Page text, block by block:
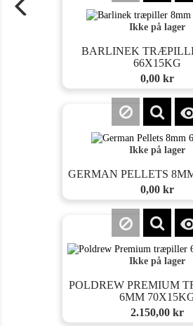
Ikke på lager
BARLINEK
66X15KG
Pris
0,00 kr
Ikke på lager
GERMAN PELLETS
Pris
0,00 kr
Ikke på lager
POLDREW PREMIUM
6MM
Pris
2.150,00 kr